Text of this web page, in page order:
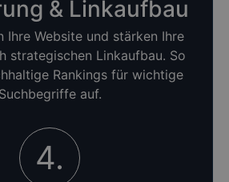
& Linkaufbau
Ihre Website und stärken Ihre
strategischen Linkaufbau. So
Rankings für wichtige
Suchbegriffe auf.
4.